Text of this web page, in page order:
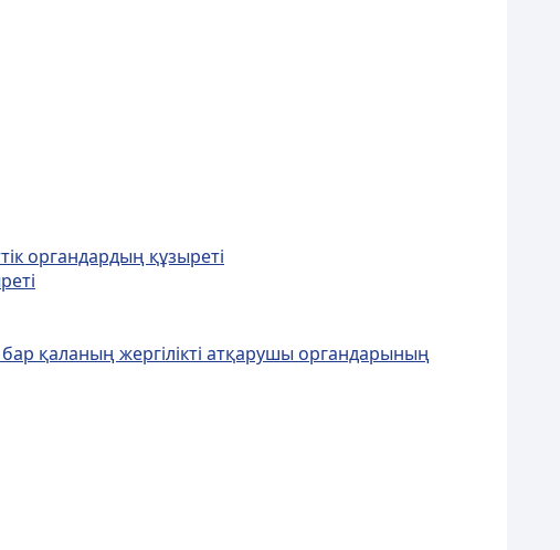
органдардың құзыреті
қаланың жергiлiктi атқарушы органдарының